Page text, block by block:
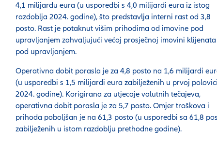
4,1 milijardu eura (u usporedbi s 4,0 milijardi eura iz istog
razdoblja 2024. godine), što predstavlja interni rast od 3,8
posto. Rast je potaknut višim prihodima od imovine pod
upravljanjem zahvaljujući većoj prosječnoj imovini klijenata
pod upravljanjem.
Operativna dobit porasla je za 4,8 posto na 1,6 milijardi
(u usporedbi s 1,5 milijardi eura zabilježenih u prvoj
2024. godine). Korigirana za utjecaje valutnih tečajeva,
operativna dobit porasla je za 5,7 posto. Omjer troškova i
prihoda poboljšan je na 61,3 posto (u usporedbi sa 61,8
zabilježenih u istom razdoblju prethodne godine).